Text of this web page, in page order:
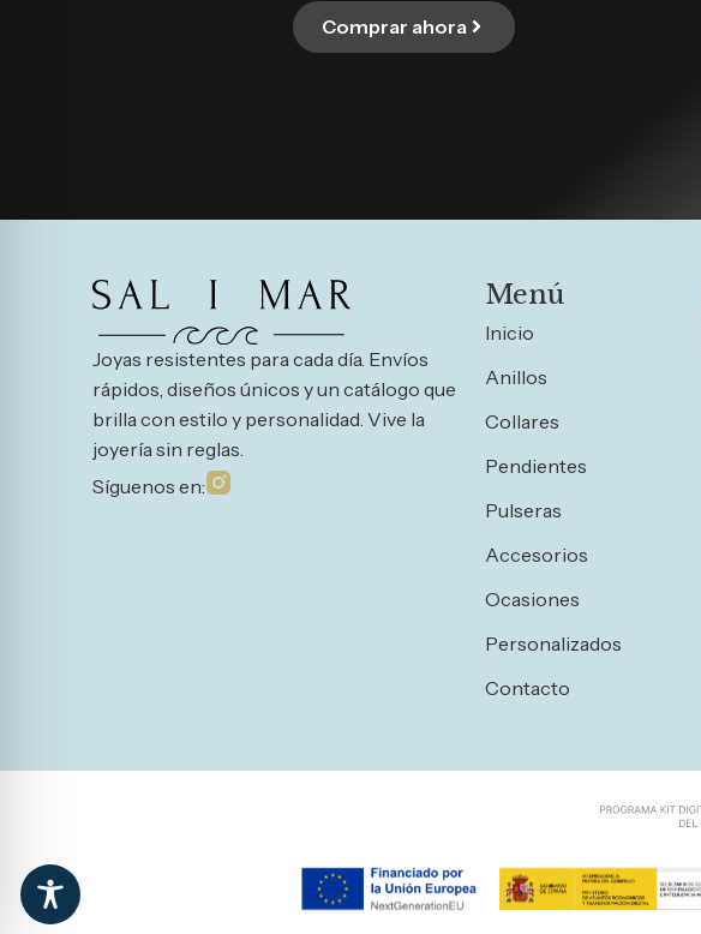
Comprar ahora
Joyas resistentes para cada día. Envíos
rápidos, diseños únicos y un catálogo que
brilla con estilo y personalidad. Vive la
joyería sin reglas.
Síguenos en:
Menú
Inicio
Anillos
Collares
Pendientes
Pulseras
Accesorios
Ocasiones
Personalizados
Contacto